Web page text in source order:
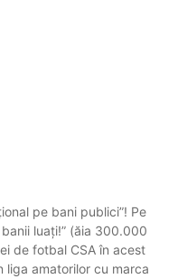
pe bani publici”! Pe
luați!” (ăia 300.000
de fotbal CSA în acest
liga amatorilor cu marca